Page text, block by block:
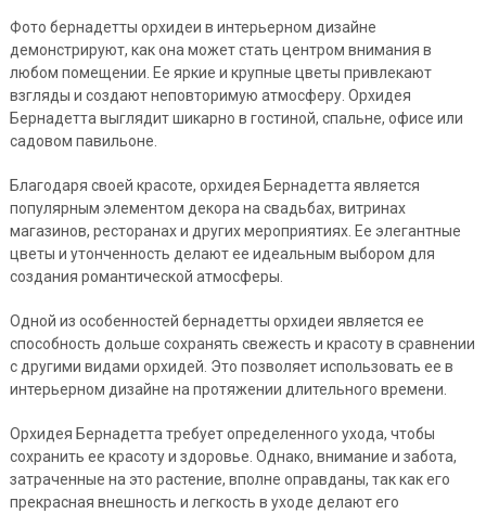
Фото бернадетты орхидеи в интерьерном дизайне
демонстрируют, как она может стать центром внимания в
любом помещении. Ее яркие и крупные цветы привлекают
взгляды и создают неповторимую атмосферу. Орхидея
Бернадетта выглядит шикарно в гостиной, спальне, офисе или
садовом павильоне.
Благодаря своей красоте, орхидея Бернадетта является
популярным элементом декора на свадьбах, витринах
магазинов, ресторанах и других мероприятиях. Ее элегантные
цветы и утонченность делают ее идеальным выбором для
создания романтической атмосферы.
Одной из особенностей бернадетты орхидеи является ее
способность дольше сохранять свежесть и красоту в сравнении
с другими видами орхидей. Это позволяет использовать ее в
интерьерном дизайне на протяжении длительного времени.
Орхидея Бернадетта требует определенного ухода, чтобы
сохранить ее красоту и здоровье. Однако, внимание и забота,
затраченные на это растение, вполне оправданы, так как его
прекрасная внешность и легкость в уходе делают его